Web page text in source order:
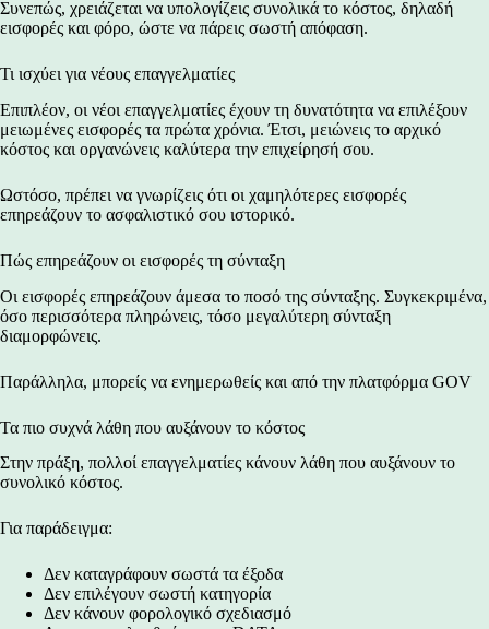
Συνεπώς, χρειάζεται να υπολογίζεις συνολικά το κόστος, δηλαδή
εισφορές και φόρο, ώστε να πάρεις σωστή απόφαση.
Τι ισχύει για νέους επαγγελματίες
Επιπλέον, οι νέοι επαγγελματίες έχουν τη δυνατότητα να επιλέξουν
μειωμένες εισφορές τα πρώτα χρόνια. Έτσι, μειώνεις το αρχικό
κόστος και οργανώνεις καλύτερα την επιχείρησή σου.
Ωστόσο, πρέπει να γνωρίζεις ότι οι χαμηλότερες εισφορές
επηρεάζουν το ασφαλιστικό σου ιστορικό.
Πώς επηρεάζουν οι εισφορές τη σύνταξη
Οι εισφορές επηρεάζουν άμεσα το ποσό της σύνταξης. Συγκεκριμένα,
όσο περισσότερα πληρώνεις, τόσο μεγαλύτερη σύνταξη
διαμορφώνεις.
Παράλληλα, μπορείς να ενημερωθείς και από την πλατφόρμα GOV
Τα πιο συχνά λάθη που αυξάνουν το κόστος
Στην πράξη, πολλοί επαγγελματίες κάνουν λάθη που αυξάνουν το
συνολικό κόστος.
Για παράδειγμα:
Δεν καταγράφουν σωστά τα έξοδα
Δεν επιλέγουν σωστή κατηγορία
Δεν κάνουν φορολογικό σχεδιασμό